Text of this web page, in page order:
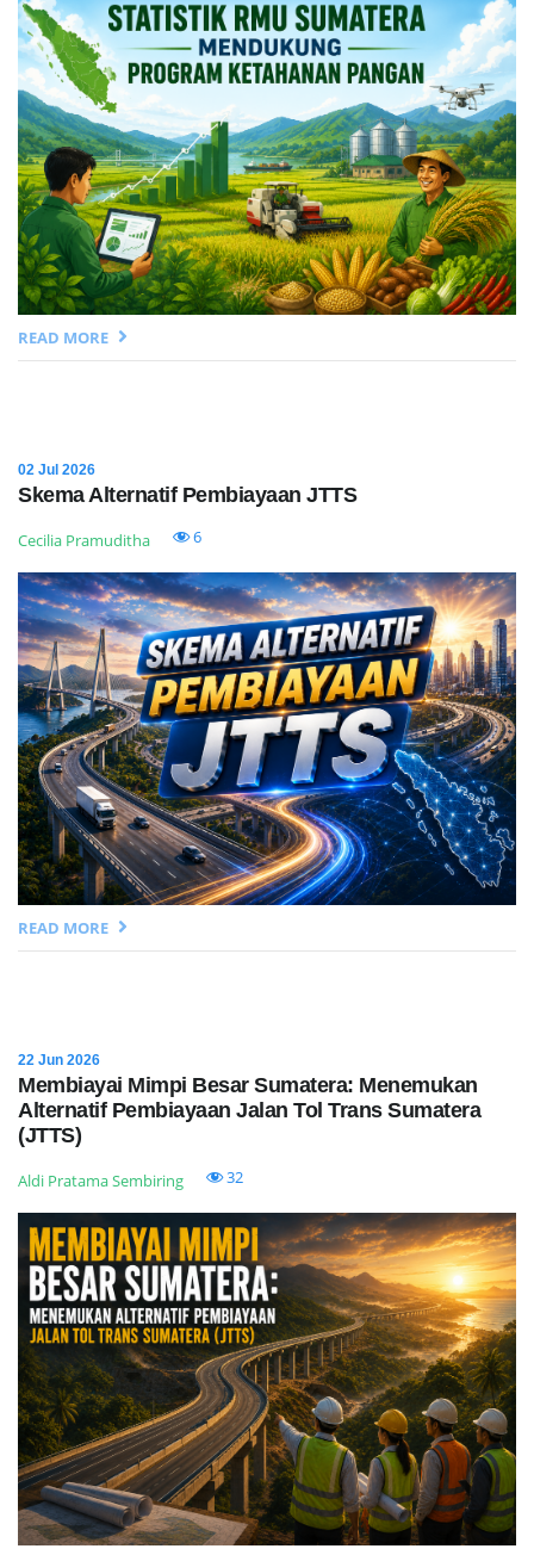
READ MORE
02 Jul 2026
Skema Alternatif Pembiayaan JTTS
Cecilia Pramuditha 6
READ MORE
22 Jun 2026
Membiayai Mimpi Besar Sumatera: Menemukan
Alternatif Pembiayaan Jalan Tol Trans Sumatera
(JTTS)
Aldi Pratama Sembiring 32